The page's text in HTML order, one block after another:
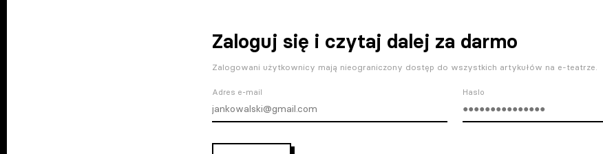
Zaloguj się i czytaj dalej za darmo
Zalogowani użytkownicy mają nieograniczony dostęp do wszystkich artykułów na e-teatrze.
Adres e-mail Haslo